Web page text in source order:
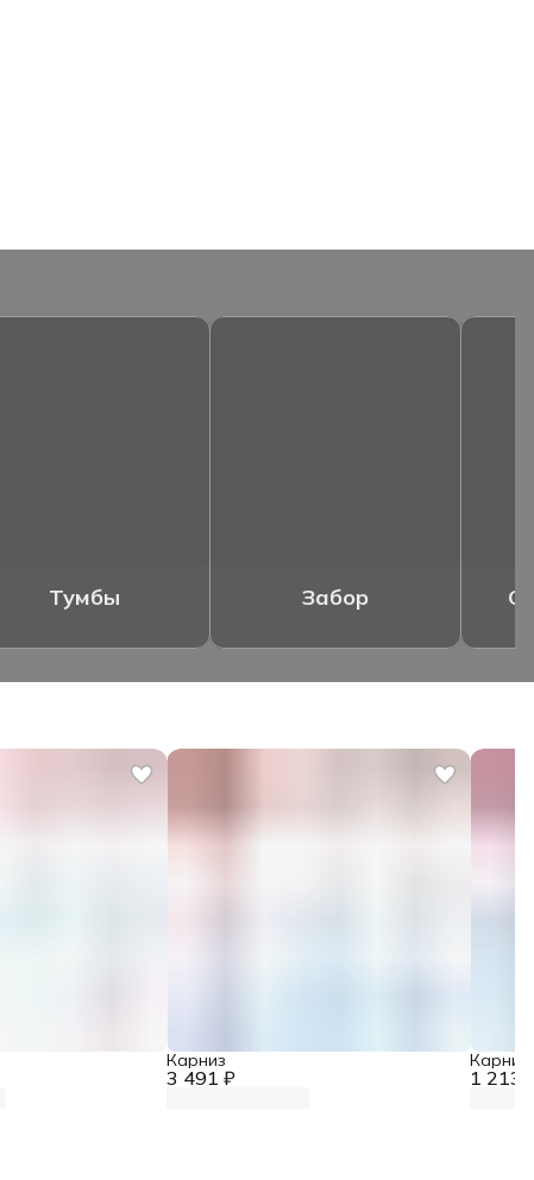
Тумбы Забор
3 491 ₽
Карниз
1 213
Карниз